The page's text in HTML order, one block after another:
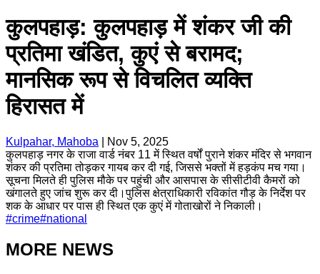
कुलपहाड़: कुलपहाड़ में शंकर जी की
प्रतिमा खंडित, कुएं से बरामद;
मानसिक रूप से विचलित व्यक्ति
हिरासत में
Kulpahar, Mahoba
Nov 5, 2025
कुलपहाड़ नगर के राजा वार्ड नंबर 11 में स्थित वर्षों पुराने शंकर मंदिर से भगवान
शंकर की प्रतिमा तोड़कर गायब कर दी गई, जिससे भक्तों में हड़कंप मच गया।
सूचना मिलते ही पुलिस मौके पर पहुंची और आसपास के सीसीटीवी कैमरों को
खंगालते हुए जांच शुरू कर दी।पुलिस क्षेत्राधिकारी रविकांत गौड़ के निर्देश पर
शक के आधार पर पास ही स्थित एक कुएं में गोताखोरों ने निकाली।
#crime#national
MORE NEWS